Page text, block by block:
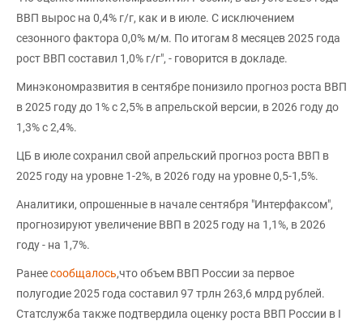
ВВП вырос на 0,4% г/г, как и в июле. С исключением
сезонного фактора 0,0% м/м. По итогам 8 месяцев 2025 года
рост ВВП составил 1,0% г/г", - говорится в докладе.
Минэкономразвития в сентябре понизило прогноз роста ВВП
в 2025 году до 1% с 2,5% в апрельской версии, в 2026 году до
1,3% с 2,4%.
ЦБ в июле сохранил свой апрельский прогноз роста ВВП в
2025 году на уровне 1-2%, в 2026 году на уровне 0,5-1,5%.
Аналитики, опрошенные в начале сентября "Интерфаксом",
прогнозируют увеличение ВВП в 2025 году на 1,1%, в 2026
году - на 1,7%.
Ранеесообщалось,что объем ВВП России за первое
полугодие 2025 года составил 97 трлн 263,6 млрд рублей.
Статслужба также подтвердила оценку роста ВВП России в I